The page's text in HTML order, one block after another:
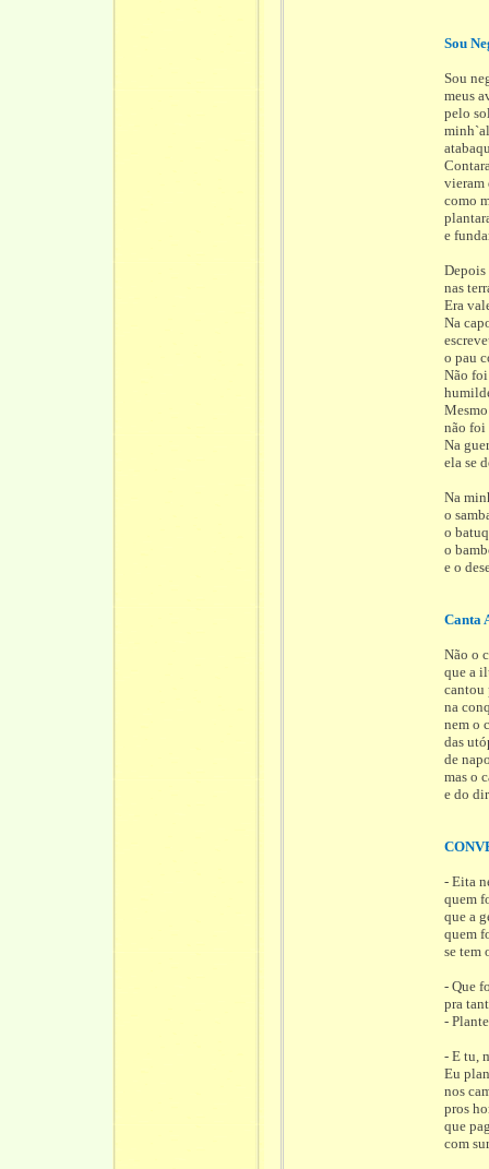
Sou
Sou
meus
pelo
vieram
como
e
Depois
nas
Era
Na
o pau
Não
não foi
Na
ela se
Na
o
o
o
e o
Canta
Não o
que a
cantou
na
nem o
das
de
mas o
e do
- Eita
quem
que a
quem
se tem
- Que
pra
-
- E tu,
Eu
nos
pros
que
com